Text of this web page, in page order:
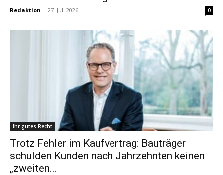
Redaktion - 27. Juli 2026 0
Ihr gutes Recht
Trotz Fehler im Kaufvertrag: Bauträger
schulden Kunden nach Jahrzehnten keinen
„zweiten...